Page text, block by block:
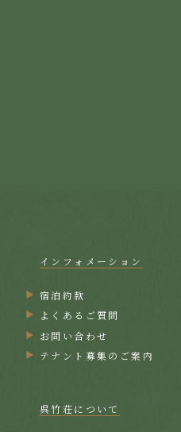
インフォメーション
宿泊約款
よくあるご質問
お問い合わせ
テナント募集のご案内
呉竹荘について